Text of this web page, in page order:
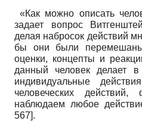
«Как можно описать
задает вопрос
делая набросок действий
бы они были
оценки, концепты и
данный человек делает
индивидуальные
человеческих
наблюдаем любое
567].